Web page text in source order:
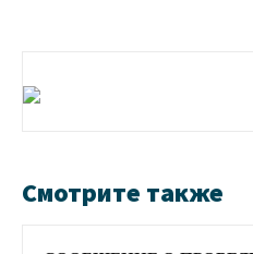
Смотрите также